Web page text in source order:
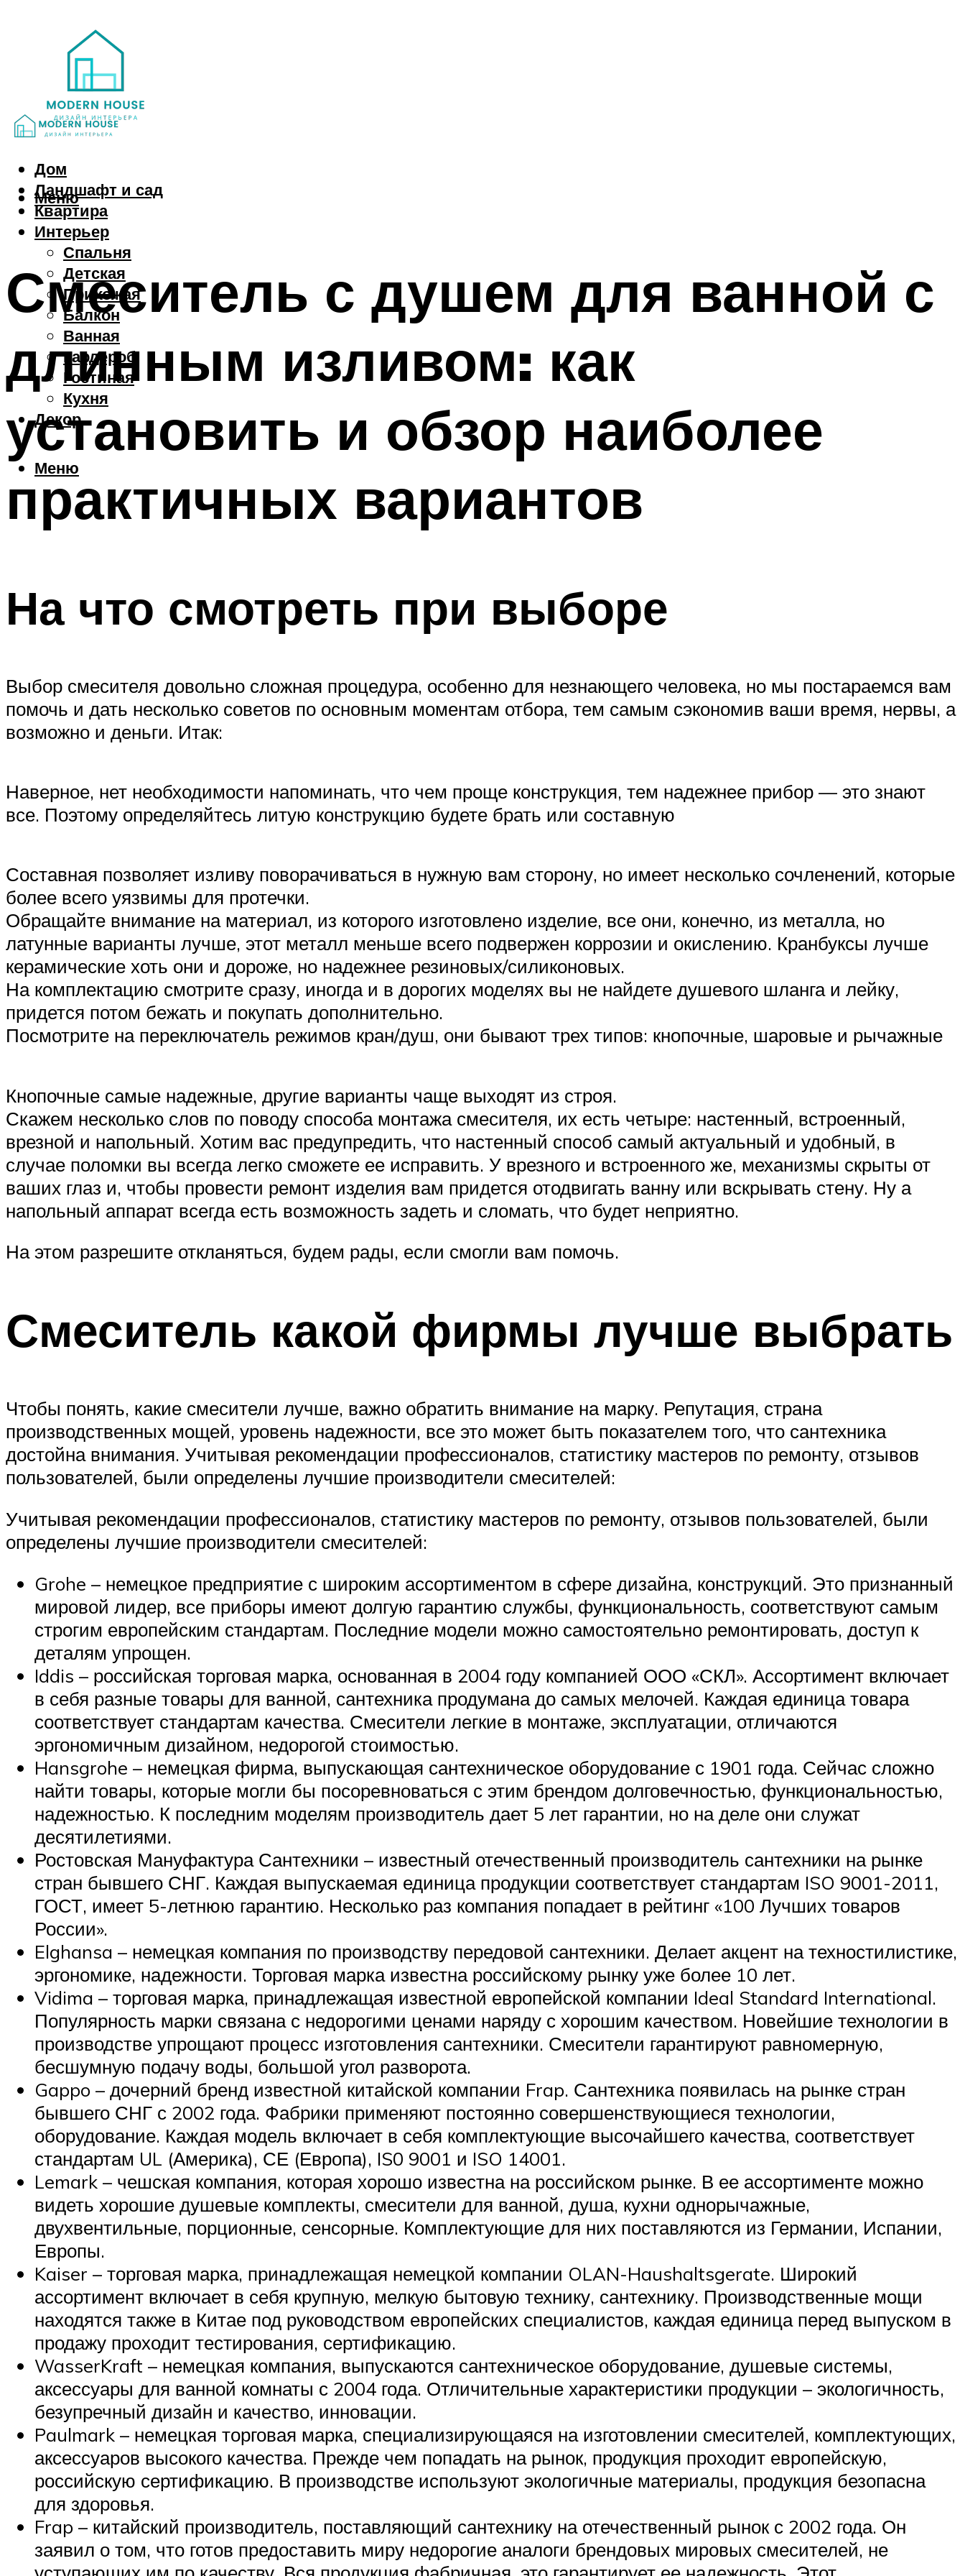
Дом
Ландшафт и сад
Квартира
Интерьер
Спальня
Детская
Прихожая
Балкон
Ванная
Гардероб
Гостиная
Кухня
Декор
Меню
Меню
Смеситель с душем для ванной с
длинным изливом: как
установить и обзор наиболее
практичных вариантов
На что смотреть при выборе
Выбор смесителя довольно сложная процедура, особенно для незнающего человека, но мы постараемся вам
помочь и дать несколько советов по основным моментам отбора, тем самым сэкономив ваши время, нервы, а
возможно и деньги. Итак:
Наверное, нет необходимости напоминать, что чем проще конструкция, тем надежнее прибор — это знают
все. Поэтому определяйтесь литую конструкцию будете брать или составную
Составная позволяет изливу поворачиваться в нужную вам сторону, но имеет несколько сочленений, которые
более всего уязвимы для протечки.
Обращайте внимание на материал, из которого изготовлено изделие, все они, конечно, из металла, но
латунные варианты лучше, этот металл меньше всего подвержен коррозии и окислению. Кранбуксы лучше
керамические хоть они и дороже, но надежнее резиновых/силиконовых.
На комплектацию смотрите сразу, иногда и в дорогих моделях вы не найдете душевого шланга и лейку,
придется потом бежать и покупать дополнительно.
Посмотрите на переключатель режимов кран/душ, они бывают трех типов: кнопочные, шаровые и рычажные
Кнопочные самые надежные, другие варианты чаще выходят из строя.
Скажем несколько слов по поводу способа монтажа смесителя, их есть четыре: настенный, встроенный,
врезной и напольный. Хотим вас предупредить, что настенный способ самый актуальный и удобный, в
случае поломки вы всегда легко сможете ее исправить. У врезного и встроенного же, механизмы скрыты от
ваших глаз и, чтобы провести ремонт изделия вам придется отодвигать ванну или вскрывать стену. Ну а
напольный аппарат всегда есть возможность задеть и сломать, что будет неприятно.
На этом разрешите откланяться, будем рады, если смогли вам помочь.
Смеситель какой фирмы лучше выбрать
Чтобы понять, какие смесители лучше, важно обратить внимание на марку. Репутация, страна
производственных мощей, уровень надежности, все это может быть показателем того, что сантехника
достойна внимания. Учитывая рекомендации профессионалов, статистику мастеров по ремонту, отзывов
пользователей, были определены лучшие производители смесителей:
Учитывая рекомендации профессионалов, статистику мастеров по ремонту, отзывов пользователей, были
определены лучшие производители смесителей:
Grohe – немецкое предприятие с широким ассортиментом в сфере дизайна, конструкций. Это признанный
мировой лидер, все приборы имеют долгую гарантию службы, функциональность, соответствуют самым
строгим европейским стандартам. Последние модели можно самостоятельно ремонтировать, доступ к
деталям упрощен.
Iddis – российская торговая марка, основанная в 2004 году компанией ООО «СКЛ». Ассортимент включает
в себя разные товары для ванной, сантехника продумана до самых мелочей. Каждая единица товара
соответствует стандартам качества. Смесители легкие в монтаже, эксплуатации, отличаются
эргономичным дизайном, недорогой стоимостью.
Hansgrohe – немецкая фирма, выпускающая сантехническое оборудование с 1901 года. Сейчас сложно
найти товары, которые могли бы посоревноваться с этим брендом долговечностью, функциональностью,
надежностью. К последним моделям производитель дает 5 лет гарантии, но на деле они служат
десятилетиями.
Ростовская Мануфактура Сантехники – известный отечественный производитель сантехники на рынке
стран бывшего СНГ. Каждая выпускаемая единица продукции соответствует стандартам ISO 9001-2011,
ГОСТ, имеет 5-летнюю гарантию. Несколько раз компания попадает в рейтинг «100 Лучших товаров
России».
Elghansa – немецкая компания по производству передовой сантехники. Делает акцент на техностилистике,
эргономике, надежности. Торговая марка известна российскому рынку уже более 10 лет.
Vidima – торговая марка, принадлежащая известной европейской компании Ideal Standard International.
Популярность марки связана с недорогими ценами наряду с хорошим качеством. Новейшие технологии в
производстве упрощают процесс изготовления сантехники. Смесители гарантируют равномерную,
бесшумную подачу воды, большой угол разворота.
Gappo – дочерний бренд известной китайской компании Frap. Сантехника появилась на рынке стран
бывшего СНГ с 2002 года. Фабрики применяют постоянно совершенствующиеся технологии,
оборудование. Каждая модель включает в себя комплектующие высочайшего качества, соответствует
стандартам UL (Америка), СЕ (Европа), IS0 9001 и ISO 14001.
Lemark – чешская компания, которая хорошо известна на российском рынке. В ее ассортименте можно
видеть хорошие душевые комплекты, смесители для ванной, душа, кухни однорычажные,
двухвентильные, порционные, сенсорные. Комплектующие для них поставляются из Германии, Испании,
Европы.
Kaiser – торговая марка, принадлежащая немецкой компании OLAN-Haushaltsgerate. Широкий
ассортимент включает в себя крупную, мелкую бытовую технику, сантехнику. Производственные мощи
находятся также в Китае под руководством европейских специалистов, каждая единица перед выпуском в
продажу проходит тестирования, сертификацию.
WasserKraft – немецкая компания, выпускаются сантехническое оборудование, душевые системы,
аксессуары для ванной комнаты с 2004 года. Отличительные характеристики продукции – экологичность,
безупречный дизайн и качество, инновации.
Paulmark – немецкая торговая марка, специализирующаяся на изготовлении смесителей, комплектующих,
аксессуаров высокого качества. Прежде чем попадать на рынок, продукция проходит европейскую,
российскую сертификацию. В производстве используют экологичные материалы, продукция безопасна
для здоровья.
Frap – китайский производитель, поставляющий сантехнику на отечественный рынок с 2002 года. Он
заявил о том, что готов предоставить миру недорогие аналоги брендовых мировых смесителей, не